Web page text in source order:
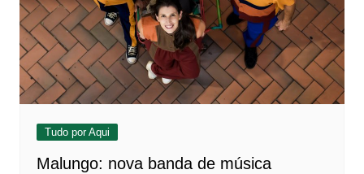
Tudo por Aqui
Malungo: nova banda de música